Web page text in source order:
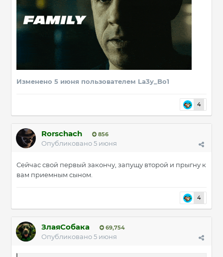
Изменено 5 июня пользователем La3y_Bo1
4
Rorschach 856
Опубликовано5 июня
Сейчас свой первый закончу, запущу второй и прыгну к
вам приемным сыном.
4
ЗлаяСобака 69,754
Опубликовано5 июня